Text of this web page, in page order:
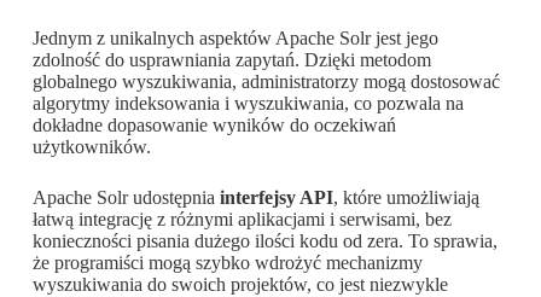
Jednym z unikalnych aspektów Apache Solr jest jego
zdolność do usprawniania zapytań. Dzięki metodom
globalnego wyszukiwania, administratorzy mogą dostosować
algorytmy indeksowania i wyszukiwania, co pozwala na
dokładne dopasowanie wyników do oczekiwań
użytkowników.
Apache Solr udostępnia interfejsy API, które umożliwiają
łatwą integrację z różnymi aplikacjami i serwisami, bez
konieczności pisania dużego ilości kodu od zera. To sprawia,
że programiści mogą szybko wdrożyć mechanizmy
wyszukiwania do swoich projektów, co jest niezwykle